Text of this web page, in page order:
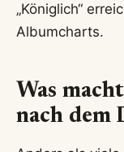
„Königlich“
Albumcharts.
Was
nach dem